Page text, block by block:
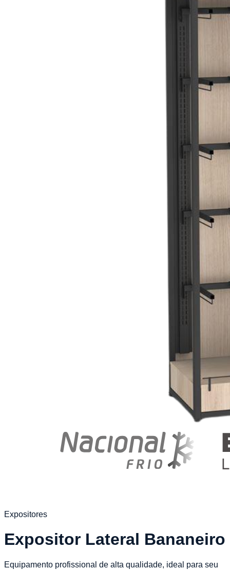
Expositores
Expositor Lateral Bananeiro
Equipamento profissional de alta qualidade, ideal para seu